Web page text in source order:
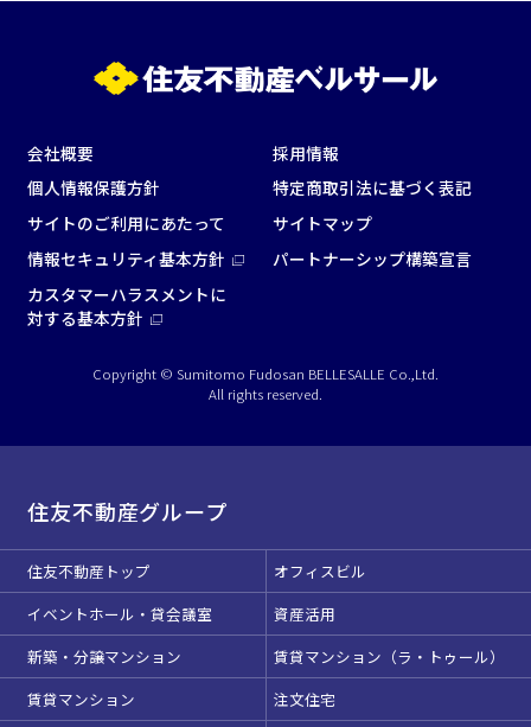
会社概要
採用情報
個人情報保護方針
特定商取引法に基づく表記
サイトのご利用にあたって
サイトマップ
情報セキュリティ基本方針
パートナーシップ構築宣言
カスタマーハラスメントに
対する基本方針
Copyright © Sumitomo Fudosan BELLESALLE Co.,Ltd.
All rights reserved.
住友不動産グループ
住友不動産トップ
オフィスビル
イベントホール・貸会議室
資産活用
新築・分譲マンション
賃貸マンション（ラ・トゥール）
賃貸マンション
注文住宅